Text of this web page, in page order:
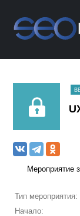
Мероприятие
Тип мероприятия:
Начало: